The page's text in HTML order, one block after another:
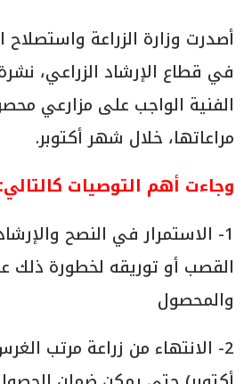
أصدرت وزارة الزراعة واستصلاح
في قطاع الإرشاد الزراعي،
الفنية الواجب على مزارعي
مراعاتها، خلال شهر أكتوبر.
وجاءت أهم التوصيات كالتالي:
1- الاستمرار في النصح
القصب أو توريقه لخطورة ذلك
والمحصول